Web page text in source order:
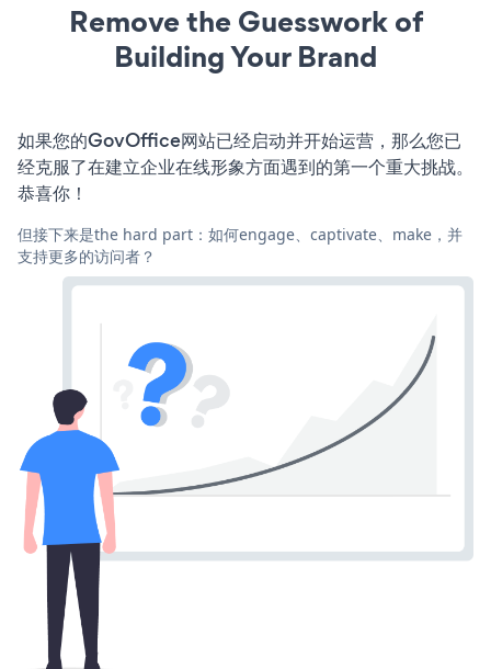
Remove the Guesswork of
Building Your Brand
如果您的GovOffice网站已经启动并开始运营，那么您已
经克服了在建立企业在线形象方面遇到的第一个重大挑战。
恭喜你！
但接下来是the hard part：如何engage、captivate、make，并
支持更多的访问者？